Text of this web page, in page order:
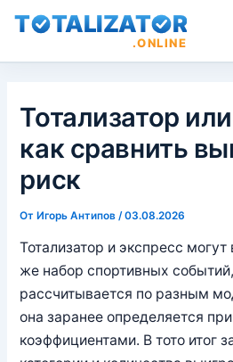
T TALIZAT R
.ONLINE
содержимому
Тотализатор
как сравнить
риск
ОтИгорь Антипов /03.08.2026
Тотализатор и экспресс
же набор спортивных
рассчитывается по разным
она заранее определяется
коэффициентами. В тото итог